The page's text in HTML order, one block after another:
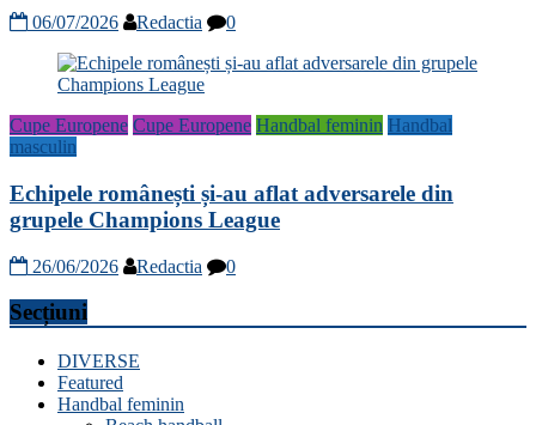
06/07/2026 Redactia 0
Cupe Europene Cupe Europene Handbal feminin Handbal
masculin
Echipele românești și-au aflat adversarele din
grupele Champions League
26/06/2026 Redactia 0
Secțiuni
DIVERSE
Featured
Handbal feminin